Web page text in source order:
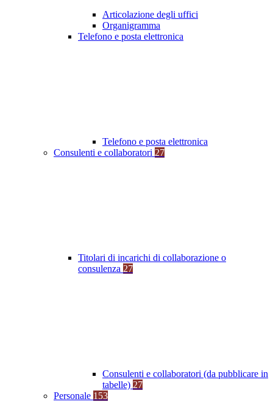
Articolazione degli uffici
Organigramma
Telefono e posta elettronica
Telefono e posta elettronica
Consulenti e collaboratori 27
Titolari di incarichi di collaborazione o
consulenza 27
Consulenti e collaboratori (da pubblicare in
tabelle) 27
Personale 153